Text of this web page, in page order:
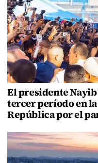
El presidente
tercer período en
República por el